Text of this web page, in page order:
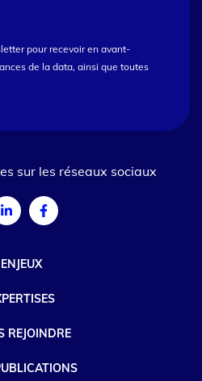
ENJEUX
REJOINDRE
pour recevoir en avant-
de la data, ainsi que toutes
sur les réseaux sociaux